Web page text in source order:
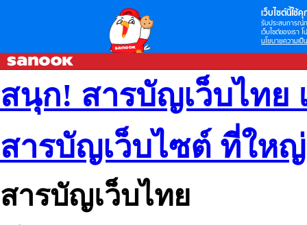
เว็บไซต์นี้ใช้คุ
รับประสบการณ์
เว็บไซต์ของเรา
นโยบายความเป็
สนุก! สารบัญเว็บไทย
สารบัญเว็บไซต์ ที่ให
สารบัญเว็บไทย